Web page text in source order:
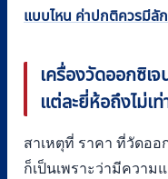
แบบไหน ค่าปกติควรมีลั
เครื่องวัดออกซิเจ
แต่ละยี่ห้อถึงไม่เ
สาเหตุที่ ราคา ที่วัดออ
ก็เป็นเพราะว่ามีความ